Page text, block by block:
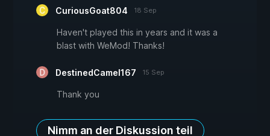
CuriousGoat804 18 Sep
Haven't played this in years and it was a
blast with WeMod! Thanks!
DestinedCamel167 15 Sep
Thank you
Nimm an der Diskussion teil